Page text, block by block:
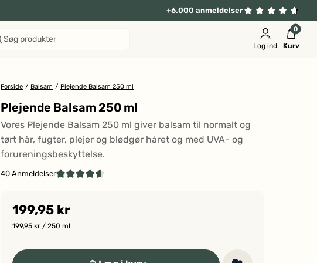
+6.000 anmeldelser
Søg produkter
Log ind
0
Kurv
Forside / Balsam / Plejende Balsam 250 ml
Plejende Balsam 250 ml
Vores Plejende Balsam 250 ml giver balsam til normalt og
tørt hår, fugter, plejer og blødgør håret og med UVA- og
forureningsbeskyttelse.
Vurderet
af
stjerner
40 Anmeldelser
anmeldelser
199,95 kr
199,95 kr / 250 ml